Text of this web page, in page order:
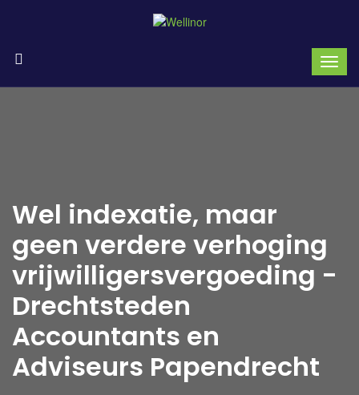
Wel indexatie, maar
geen verdere verhoging
vrijwilligersvergoeding -
Drechtsteden
Accountants en
Adviseurs Papendrecht